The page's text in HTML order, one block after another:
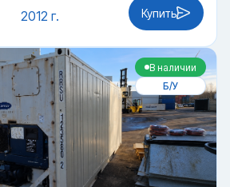
2012 г. Купить
В наличии
Б/У